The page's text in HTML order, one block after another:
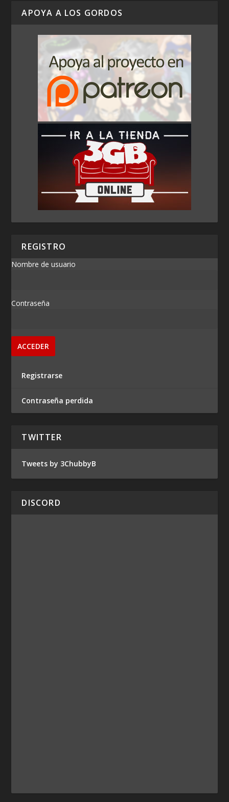
APOYA A LOS GORDOS
REGISTRO
Nombre de usuario
Contraseña
Registrarse
Contraseña perdida
TWITTER
Tweets by 3ChubbyB
DISCORD